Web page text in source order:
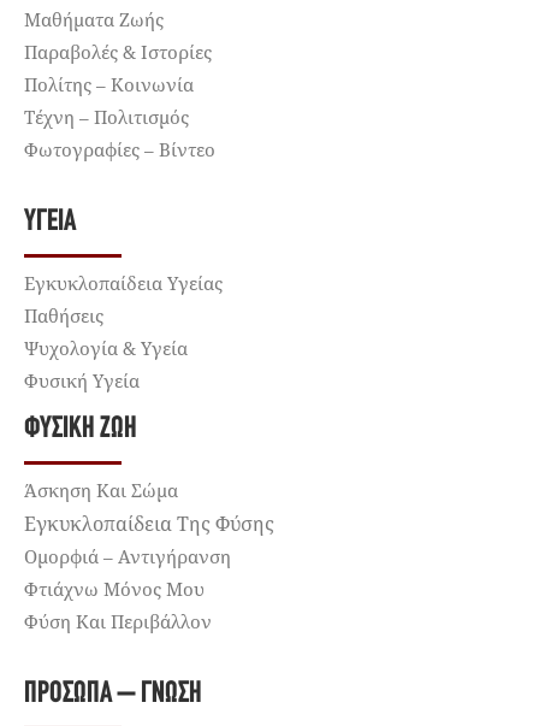
Μαθήματα Ζωής
Παραβολές & Ιστορίες
Πολίτης – Κοινωνία
Τέχνη – Πολιτισμός
Φωτογραφίες – Βίντεο
ΥΓΕΊΑ
Εγκυκλοπαίδεια Υγείας
Παθήσεις
Ψυχολογία & Υγεία
Φυσική Υγεία
ΦΥΣΙΚΉ ΖΩΉ
Άσκηση Και Σώμα
Εγκυκλοπαίδεια Της Φύσης
Ομορφιά – Αντιγήρανση
Φτιάχνω Μόνος Μου
Φύση Και Περιβάλλον
ΠΡΌΣΩΠΑ – ΓΝΏΣΗ